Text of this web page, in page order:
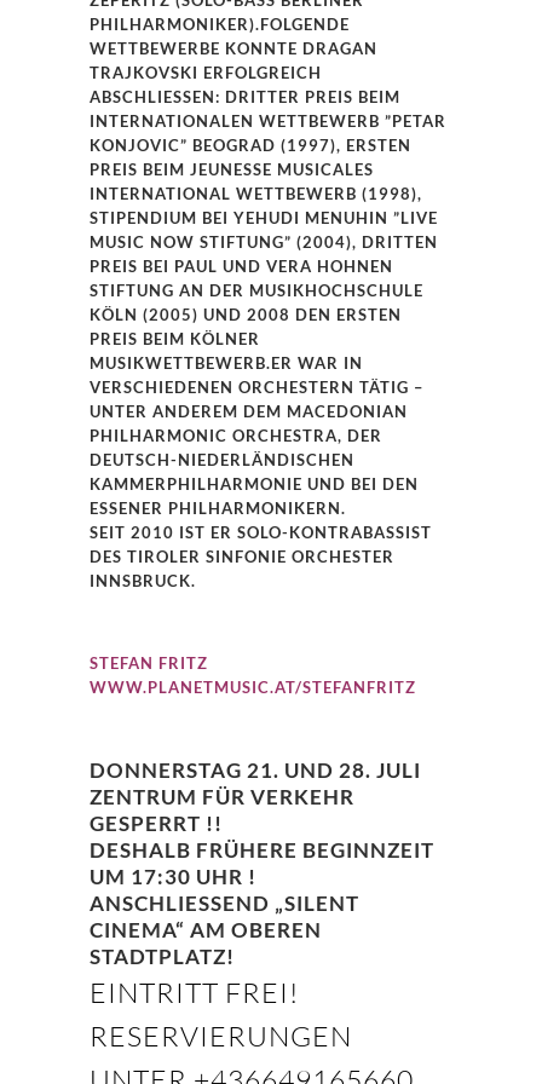
HILHARMONIKER).FOLGENDE W
ETTBEWERBE KONNTE DRAGAN T
RAJKOVSKI ERFOLGREICH A
BSCHLIESSEN: DRITTER PREIS BEIM I
NTERNATIONALEN WETTBEWERB ”PETAR K
ONJOVIC” BEOGRAD (1997), ERSTEN P
REIS BEIM JEUNESSE MUSICALES I
NTERNATIONAL WETTBEWERB (1998), S
TIPENDIUM BEI YEHUDI MENUHIN ”LIVE M
USIC NOW STIFTUNG” (2004), DRITTEN P
REIS BEI PAUL UND VERA HOHNEN S
TIFTUNG AN DER MUSIKHOCHSCHULE K
ÖLN (2005) UND 2008 DEN ERSTEN P
REIS BEIM KÖLNER M
USIKWETTBEWERB.ER WAR IN V
ERSCHIEDENEN ORCHESTERN TÄTIG – U
NTER ANDEREM DEM MACEDONIAN P
HILHARMONIC ORCHESTRA, DER D
EUTSCH-NIEDERLÄNDISCHEN K
AMMERPHILHARMONIE UND BEI DEN E
SSENER PHILHARMONIKERN.
SEIT 2010 IST ER SOLO-KONTRABASSIST
DES TIROLER SINFONIE ORCHESTER
INNSBRUCK.
STEFAN FRITZ
WWW.PLANETMUSIC.AT/STEFANFRITZ
DONNERSTAG 21. UND 28. JULI
ZENTRUM FÜR VERKEHR
GESPERRT !!
DESHALB FRÜHERE BEGINNZEIT
UM 17:30 UHR !
ANSCHLIESSEND „SILENT C
INEMA“ AM OBEREN S
TADTPLATZ!
EINTRITT FREI!
RESERVIERUNGEN